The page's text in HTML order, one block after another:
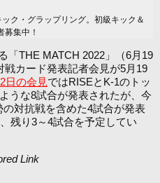
ク・グラップリング。初級キック＆
募集中！
THE MATCH 2022」（6月19
戦カード発表記者会見が5月19
日の会見ではRISEとK-1のトッ
うな8試合が発表されたが、今
対抗戦を含めた4試合が発表
残り3～4試合を予定してい
Link